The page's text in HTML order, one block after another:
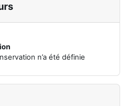
n’a été définie